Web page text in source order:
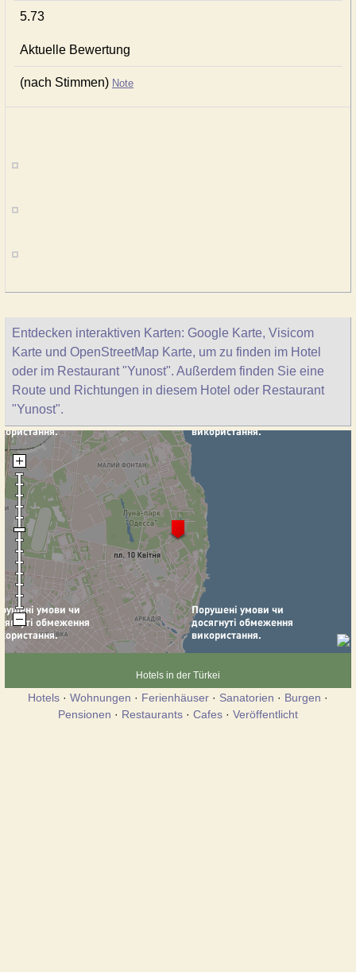
5.73
Aktuelle Bewertung
(nach Stimmen) Note
Entdecken interaktiven Karten: Google Karte, Visicom
Karte und OpenStreetMap Karte, um zu finden im Hotel
oder im Restaurant "Yunost". Außerdem finden Sie eine
Route und Richtungen in diesem Hotel oder Restaurant
"Yunost".
Hotels in der Türkei
Hotels · Wohnungen · Ferienhäuser · Sanatorien · Burgen ·
Pensionen · Restaurants · Cafes · Veröffentlicht